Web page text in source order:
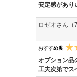
安定感があり
ロゼオさん（7
おすすめ度
オプション品
工夫次第でス